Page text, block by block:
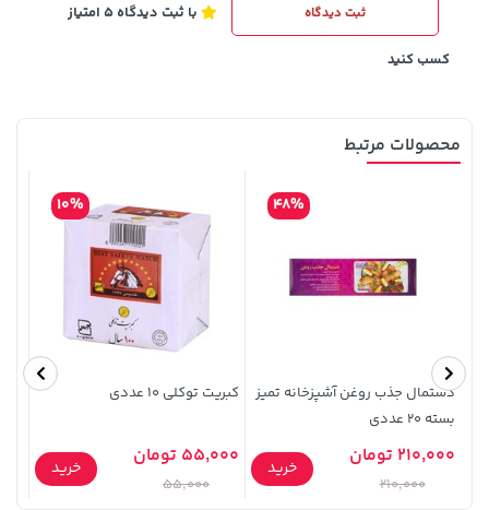
149,900 تومان خرید
141,000 تومان
42,179,000 تومان
ثبت دیدگاه با ثبت دیدگاه 5 امتیاز
کسب کنید
محصولات مرتبط
دستمال جذب روغن آشپزخانه تمیز
بسته 20 عددی
48%
210,000 تومان
210,000
خرید
کبریت توکلی 10 عددی
10%
55,000 تومان
55,000
خرید